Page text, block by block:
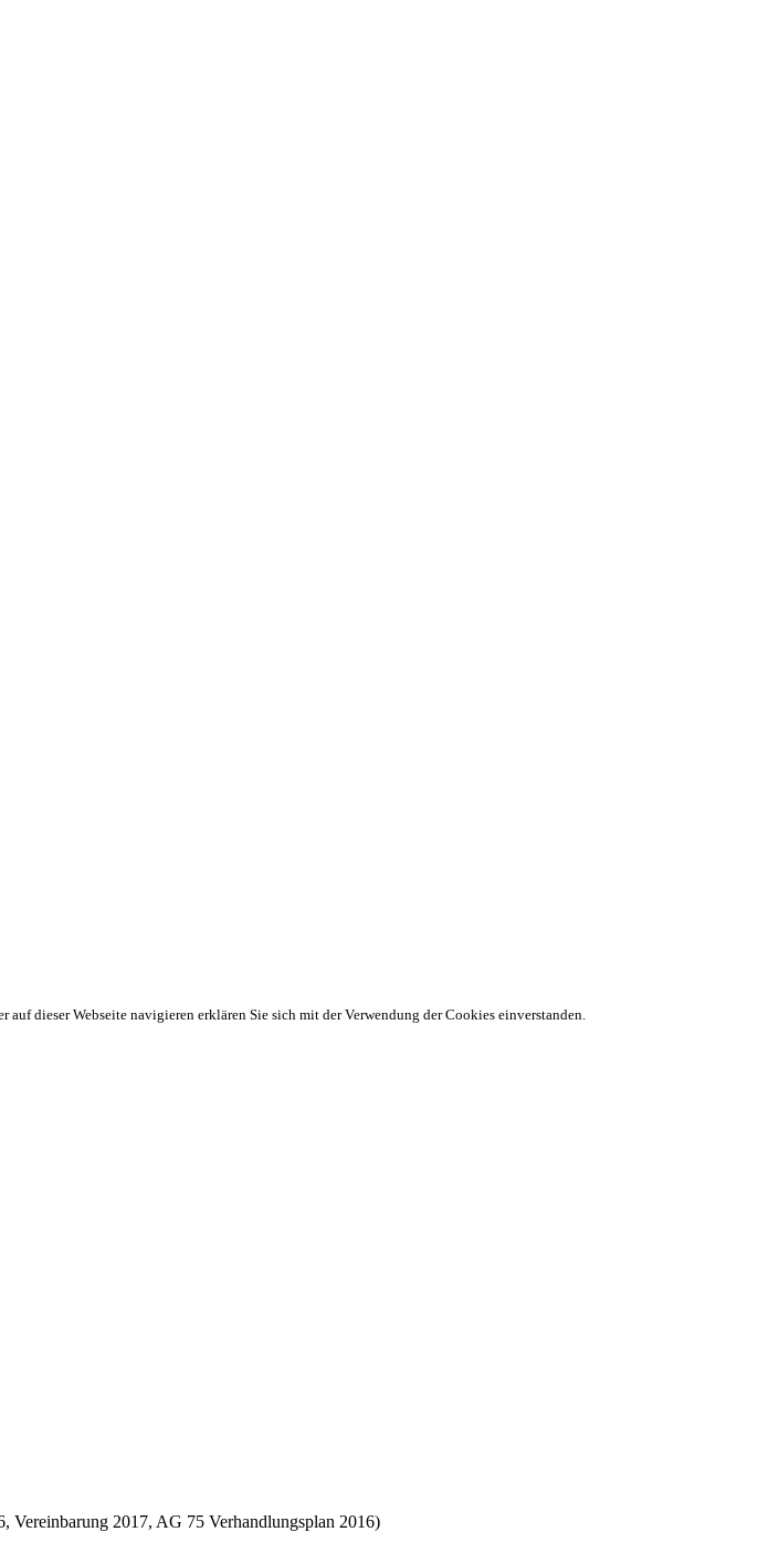
dieser Webseite navigieren erklären Sie sich mit der Verwendung der Cookies einverstanden.
Vereinbarung 2017, AG 75 Verhandlungsplan 2016)